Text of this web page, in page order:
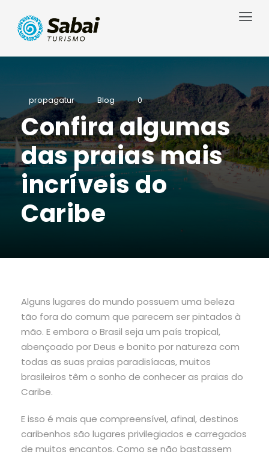
propagatur Blog 0
Confira algumas
das praias mais
incríveis do
Caribe
Alguns lugares do mundo possuem uma beleza
tão fora do comum que parecem ser pintados à
mão. E embora o Brasil seja um país tropical,
abençoado por Deus e bonito por natureza com
todas as suas praias paradisíacas, muitos
brasileiros têm o sonho de conhecer as praias do
Caribe.
E isso é mais que compreensível, afinal, destinos
caribenhos são lugares privilegiados e carregados
de muitos encantos. Como se não bastassem